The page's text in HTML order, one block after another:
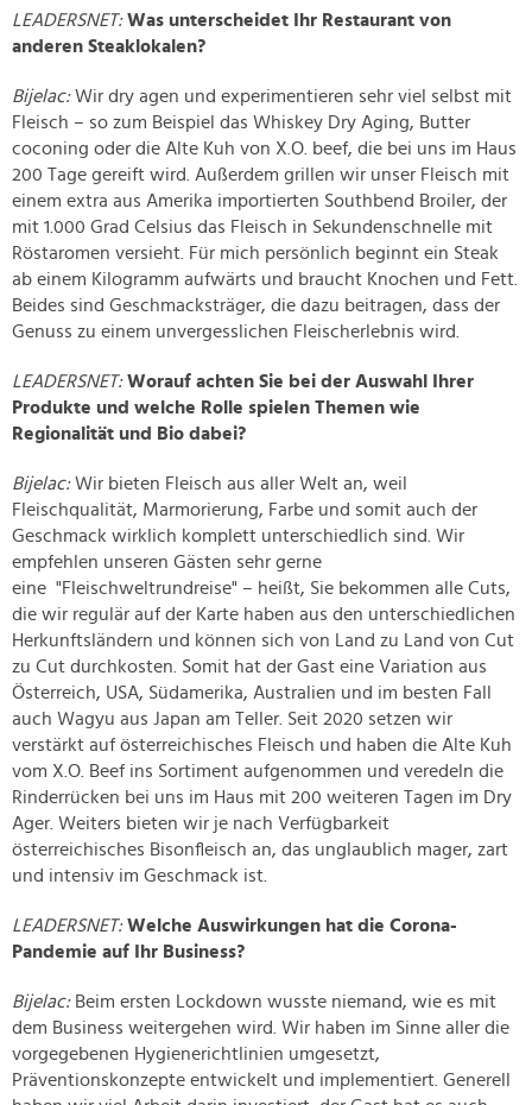
LEADERSNET: Was unterscheidet Ihr Restaurant von
anderen Steaklokalen?
Bijelac:Wir dry agen und experimentieren sehr viel selbst mit
Fleisch – so zum Beispiel das Whiskey Dry Aging, Butter
coconing oder die Alte Kuh von X.O. beef, die bei uns im Haus
200 Tage gereift wird. Außerdem grillen wir unser Fleisch mit
einem extra aus Amerika importierten Southbend Broiler, der
mit 1.000 Grad Celsius das Fleisch in Sekundenschnelle mit
Röstaromen versieht. Für mich persönlich beginnt ein Steak
ab einem Kilogramm aufwärts und braucht Knochen und Fett.
Beides sind Geschmacksträger, die dazu beitragen, dass der
Genuss zu einem unvergesslichen Fleischerlebnis wird.
LEADERSNET: Worauf achten Sie bei der Auswahl Ihrer
Produkte und welche Rolle spielen Themen wie
Regionalität und Bio dabei?
Bijelac:Wir bieten Fleisch aus aller Welt an, weil
Fleischqualität, Marmorierung, Farbe und somit auch der
Geschmack wirklich komplett unterschiedlich sind. Wir
empfehlen unseren Gästen sehr gerne
eine "Fleischweltrundreise" – heißt, Sie bekommen alle Cuts,
die wir regulär auf der Karte haben aus den unterschiedlichen
Herkunftsländern und können sich von Land zu Land von Cut
zu Cut durchkosten. Somit hat der Gast eine Variation aus
Österreich, USA, Südamerika, Australien und im besten Fall
auch Wagyu aus Japan am Teller. Seit 2020 setzen wir
verstärkt auf österreichisches Fleisch und haben die Alte Kuh
vom X.O. Beef ins Sortiment aufgenommen und veredeln die
Rinderrücken bei uns im Haus mit 200 weiteren Tagen im Dry
Ager. Weiters bieten wir je nach Verfügbarkeit
österreichisches Bisonfleisch an, das unglaublich mager, zart
und intensiv im Geschmack ist.
LEADERSNET: Welche Auswirkungen hat die Corona-
Pandemie auf Ihr Business?
Bijelac:Beim ersten Lockdown wusste niemand, wie es mit
dem Business weitergehen wird. Wir haben im Sinne aller die
vorgegebenen Hygienerichtlinien umgesetzt,
Präventionskonzepte entwickelt und implementiert. Generell